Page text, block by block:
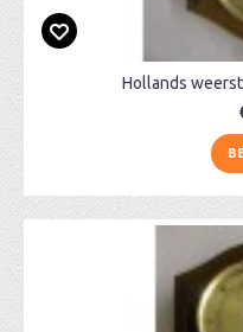
Hollands